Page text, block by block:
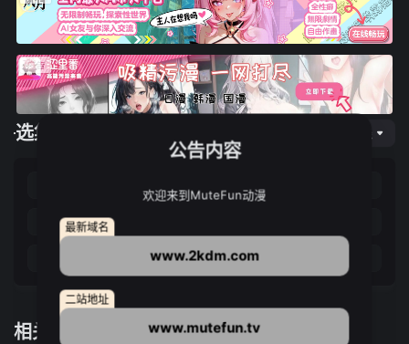
选集播放
第05集
第10集 第11集
相关推荐
公告内容
欢迎来到MuteFun动漫
最新域名
www.2kdm.com
二站地址
www.mutefun.tv